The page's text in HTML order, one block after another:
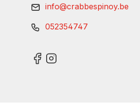
info@crabbespinoy.be
052354747